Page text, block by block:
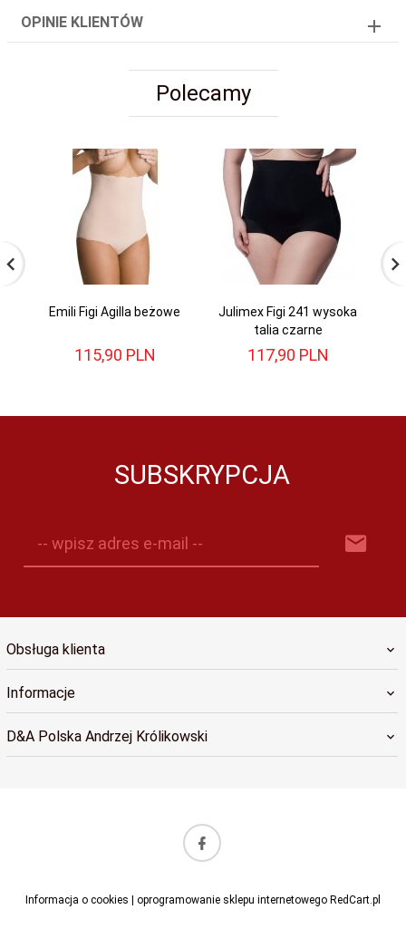
OPINIE KLIENTÓW
Polecamy
Emili Figi Agilla beżowe
115,90 PLN
Julimex Figi 241 wysoka
talia czarne
117,90 PLN
SUBSKRYPCJA
-- wpisz adres e-mail --
Obsługa klienta
Informacje
D&A Polska Andrzej Królikowski
Informacja o cookies | oprogramowanie sklepu internetowego RedCart.pl